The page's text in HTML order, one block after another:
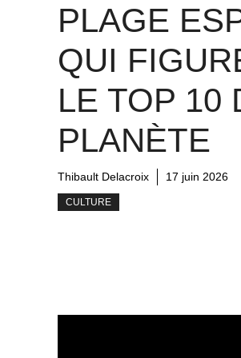
PLAGE
QUI
LE TOP 10
PLANÈTE
Thibault Delacroix 17 juin 2026
CULTURE